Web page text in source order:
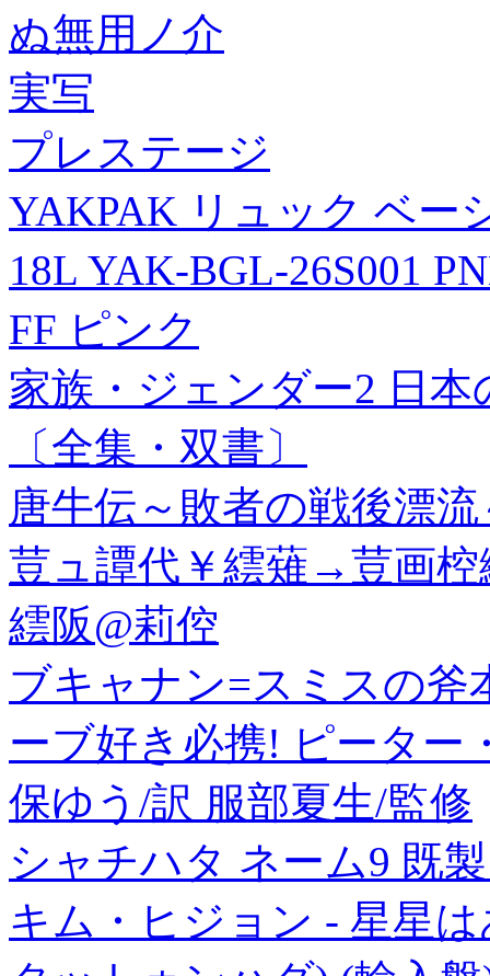
ぬ無用ノ介
実写
プレステージ
YAKPAK リュック ベー
18L YAK-BGL-26S001
FF ピンク
家族・ジェンダー2 日
〔全集・双書〕
唐牛伝～敗者の戦後漂流
荳ュ譚代￥繧薙→荳画椌
繧阪@莉倥
ブキャナン=スミスの斧
ーブ好き必携! ピーター
保ゆう/訳 服部夏生/監修
シャチハタ ネーム9 既
キム・ヒジョン - 星星